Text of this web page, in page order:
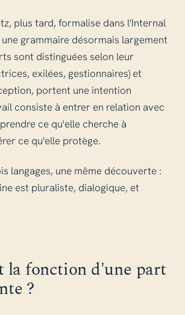
plus tard, formalise dans l'Internal
grammaire désormais largement
sont distinguées selon leur
exilées, gestionnaires) et
portent une intention
consiste à entrer en relation avec
ce qu'elle cherche à
ce qu'elle protège.
langages, une même découverte :
est pluraliste, dialogique, et
la fonction d'une part
?